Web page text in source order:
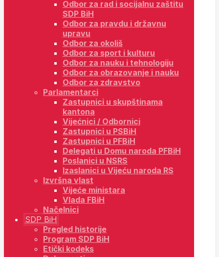
Odbor za rad i socijalnu zaštitu
SDP BiH
Odbor za pravdu i državnu
upravu
Odbor za okoliš
Odbor za sport i kulturu
Odbor za nauku i tehnologiju
Odbor za obrazovanje i nauku
Odbor za zdravstvo
Parlamentarci
Zastupnici u skupštinama
kantona
Vijećnici / Odbornici
Zastupnici u PSBiH
Zastupnici u PFBiH
Delegati u Domu naroda PFBiH
Poslanici u NSRS
Izaslanici u Vijeću naroda RS
Izvršna vlast
Vijeće ministara
Vlada FBiH
Načelnici
SDP BiH
Pregled historije
Program SDP BiH
Etički kodeks